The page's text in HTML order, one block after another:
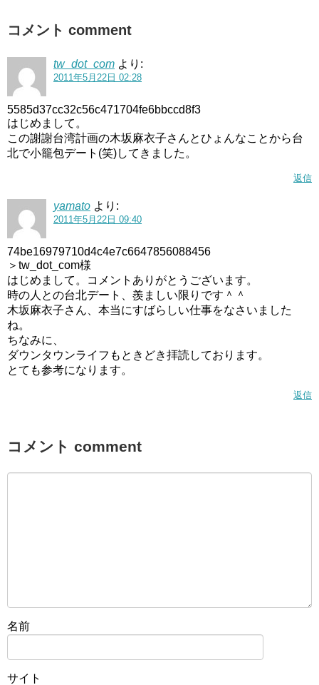
コメント comment
tw_dot_com より:
2011年5月22日 02:28
5585d37cc32c56c471704fe6bbccd8f3
はじめまして。
この謝謝台湾計画の木坂麻衣子さんとひょんなことから台
北で小籠包デート(笑)してきました。
返信
yamato より:
2011年5月22日 09:40
74be16979710d4c4e7c6647856088456
＞tw_dot_com様
はじめまして。コメントありがとうございます。
時の人との台北デート、羨ましい限りです＾＾
木坂麻衣子さん、本当にすばらしい仕事をなさいました
ね。
ちなみに、
ダウンタウンライフもときどき拝読しております。
とても参考になります。
返信
コメント comment
名前
サイト